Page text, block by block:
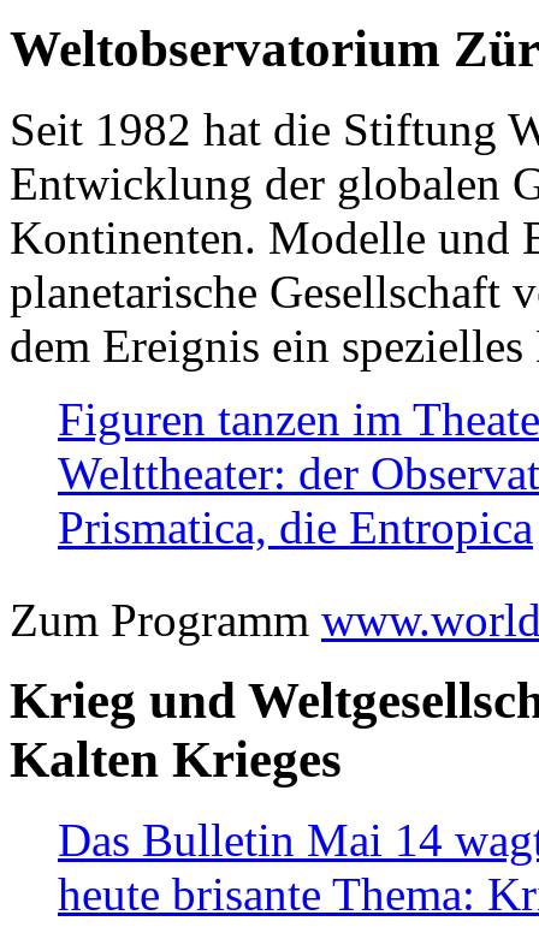
Weltobservatorium
Seit 1982 hat die Stiftung
Entwicklung der globalen
Kontinenten. Modelle und
planetarische Gesellschaft
dem Ereignis ein
Figuren tanzen im
Welttheater: der
Prismatica, die Entropica
Zum Programm
Krieg und
Kalten Krieges
Das Bulletin Mai 14
heute brisante Thema: